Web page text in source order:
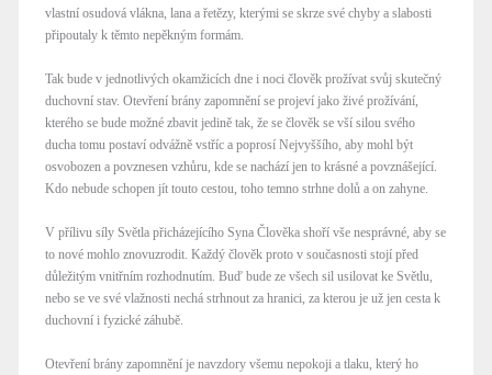
vlastní osudová vlákna, lana a řetězy, kterými se skrze své chyby a slabosti
připoutaly k těmto nepěkným formám.
Tak bude v jednotlivých okamžicích dne i noci člověk prožívat svůj skutečný
duchovní stav. Otevření brány zapomnění se projeví jako živé prožívání,
kterého se bude možné zbavit jedině tak, že se člověk se vší silou svého
ducha tomu postaví odvážně vstříc a poprosí Nejvyššího, aby mohl být
osvobozen a povznesen vzhůru, kde se nachází jen to krásné a povznášející.
Kdo nebude schopen jít touto cestou, toho temno strhne dolů a on zahyne.
V přílivu síly Světla přicházejícího Syna Člověka shoří vše nesprávné, aby se
to nové mohlo znovuzrodit. Každý člověk proto v současnosti stojí před
důležitým vnitřním rozhodnutím. Buď bude ze všech sil usilovat ke Světlu,
nebo se ve své vlažnosti nechá strhnout za hranici, za kterou je už jen cesta k
duchovní i fyzické záhubě.
Otevření brány zapomnění je navzdory všemu nepokoji a tlaku, který ho